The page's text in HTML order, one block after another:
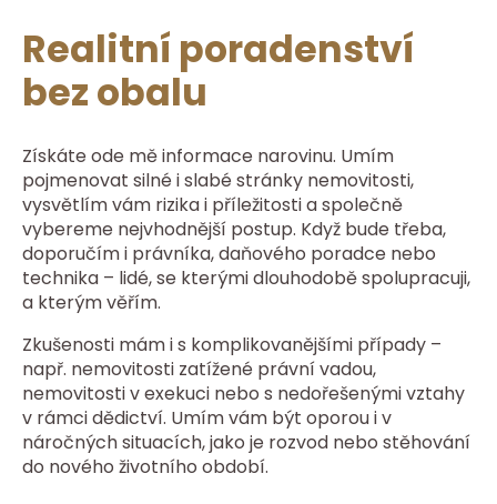
Realitní poradenství
bez obalu
Získáte ode mě informace narovinu. Umím
pojmenovat silné i slabé stránky nemovitosti,
vysvětlím vám rizika i příležitosti a společně
vybereme nejvhodnější postup. Když bude třeba,
doporučím i právníka, daňového poradce nebo
technika – lidé, se kterými dlouhodobě spolupracuji,
a kterým věřím.
Zkušenosti mám i s komplikovanějšími případy –
např. nemovitosti zatížené právní vadou,
nemovitosti v exekuci nebo s nedořešenými vztahy
v rámci dědictví. Umím vám být oporou i v
náročných situacích, jako je rozvod nebo stěhování
do nového životního období.